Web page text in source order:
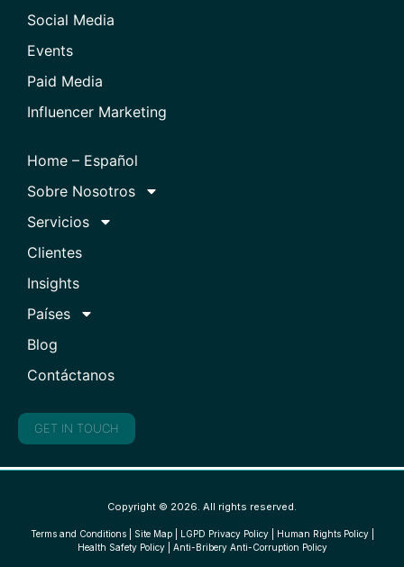
Social Media
Events
Paid Media
Influencer Marketing
Home – Español
Sobre Nosotros
Servicios
Clientes
Insights
Países
Blog
Contáctanos
GET IN TOUCH
Copyright © 2026. All rights reserved.
Terms and Conditions| Site Map| LGPD Privacy Policy| Human Rights Policy|
Health Safety Policy| Anti-Bribery Anti-Corruption Policy